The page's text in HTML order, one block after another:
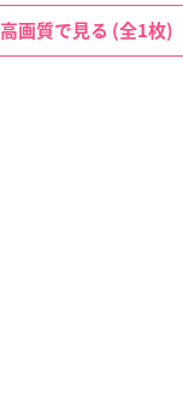
高画質で見る (全1枚)